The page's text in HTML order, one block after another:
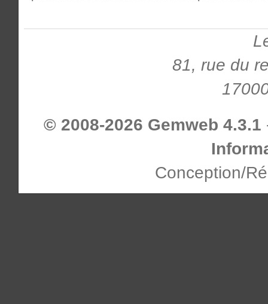
81, rue du
© 2008-2026 Gemweb 4.3.1
Conception/